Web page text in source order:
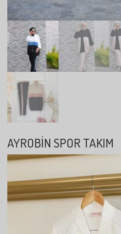
AYROBIN SPOR TAKIM
Video